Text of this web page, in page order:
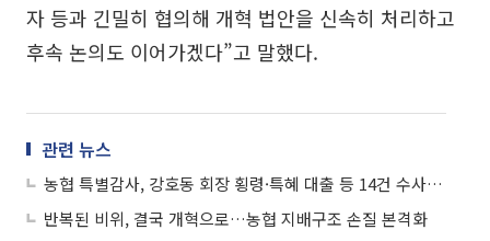
자 등과 긴밀히 협의해 개혁 법안을 신속히 처리하고
후속 논의도 이어가겠다”고 말했다.
관련 뉴스
농협 특별감사, 강호동 회장 횡령·특혜 대출 등 14건 수사의뢰
반복된 비위, 결국 개혁으로…농협 지배구조 손질 본격화